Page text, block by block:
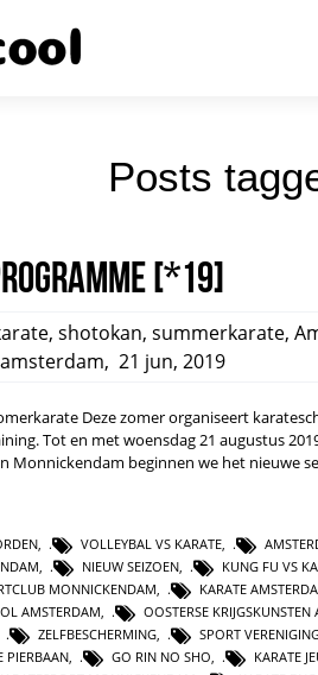
Posts
[*19]
, shotokan, summerkarate,
, 21 jun, 2019
Deze zomer organiseert
Tot en met woensdag 21 augustus
Monnickendam beginnen we het nieuwe
, VOLLEYBAL VS KARATE,
, NIEUW SEIZOEN, KUNG FU VS
MONNICKENDAM, KARATE
AMSTERDAM, OOSTERSE KRIJGSKUNSTEN
ZELFBESCHERMING, SPORT
PIERBAAN, GO RIN NO SHO, KARATE